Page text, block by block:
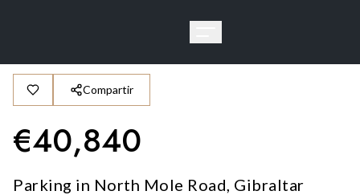
Compartir
€40,840
Parking in North Mole Road, Gibraltar